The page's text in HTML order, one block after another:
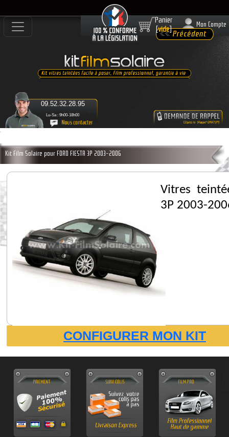
Lu-Sa : 9h00-18h00
09.52.32.28.95
Panier
[vide]
Mon Compte
Kit Film Solaire pour FORD FIESTA 3P 2003-2006
Vitres
3P 2003-
CONFIGURER MON KIT